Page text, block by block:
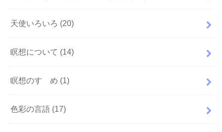
天使いろいろ (20)
瞑想について (14)
瞑想のすゝめ (1)
色彩の言語 (17)